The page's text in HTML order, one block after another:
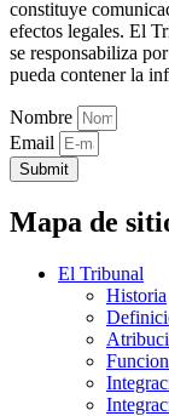
constituye
efectos legales. El
se responsabiliza
pueda contener la
Nombre
Email
Submit
Mapa de
El Tribunal
Historia